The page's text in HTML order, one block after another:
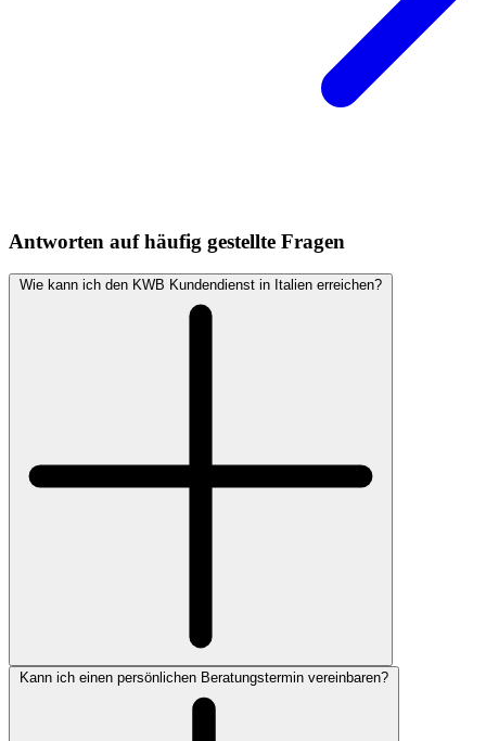
Antworten auf häufig gestellte Fragen
Wie kann ich den KWB Kundendienst in Italien erreichen?
Kann ich einen persönlichen Beratungstermin vereinbaren?